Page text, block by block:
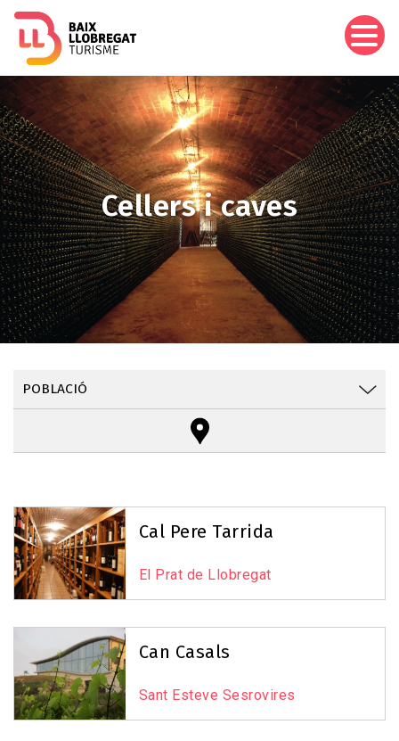
Imagen
Cellers i caves
3
+
−
Cal Pere Tarrida
El Prat de Llobregat
Can Casals
Sant Esteve Sesrovires